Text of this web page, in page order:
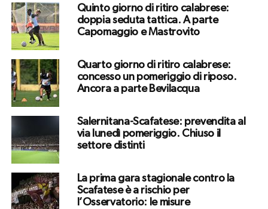
Quinto giorno di ritiro calabrese:
doppia seduta tattica. A parte
Capomaggio e Mastrovito
Quarto giorno di ritiro calabrese:
concesso un pomeriggio di riposo.
Ancora a parte Bevilacqua
Salernitana-Scafatese: prevendita al
via lunedì pomeriggio. Chiuso il
settore distinti
La prima gara stagionale contro la
Scafatese è a rischio per
l’Osservatorio: le misure